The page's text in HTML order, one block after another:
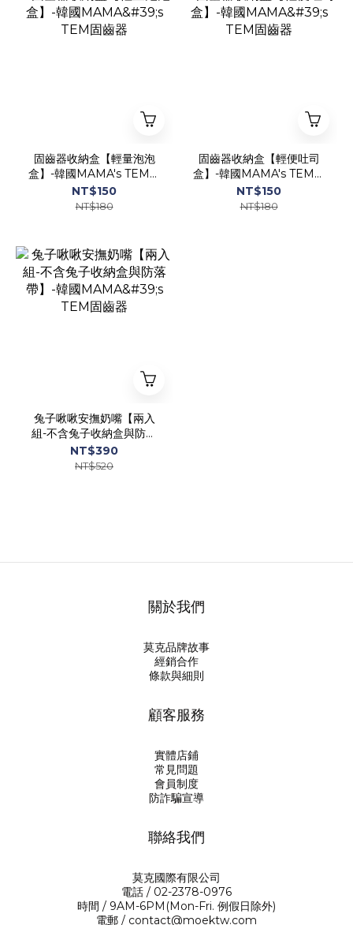
固齒器收納盒【輕量泡泡
盒】-韓國MAMA's TEM固
齒器
NT$150
NT$180
固齒器收納盒【輕便吐司
盒】-韓國MAMA's TEM固
齒器
NT$150
NT$180
兔子啾啾安撫奶嘴【兩入
組-不含兔子收納盒與防落
帶】-韓國MAMA's TEM固
齒器
NT$390
NT$520
關於我們
莫克品牌故事
經銷合作
條款與細則
顧客服務
實體店鋪
常見問題
會員制度
防詐騙宣導
聯絡我們
莫克國際有限公司
電話 / 02-2378-0976
時間 / 9AM-6PM(Mon-Fri. 例假日除外)
電郵 / contact@moektw.com